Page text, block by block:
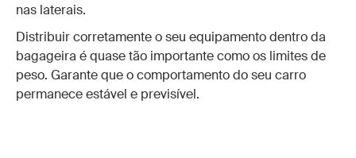
nas laterais.
Distribuir corretamente o seu equipamento dentro da
bagageira é quase tão importante como os limites de
peso. Garante que o comportamento do seu carro
permanece estável e previsível.